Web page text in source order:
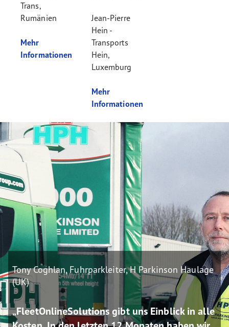
Trans,
Rumänien
Mehr
Informationen
Jean-Pierre
Hein -
Transports
Hein,
Luxemburg
Mehr
Informationen
Tony Coghlan, Fuhrparkleiter, H Parkinson Haulage
(UK)
„FleetOnlineSolutions gibt uns Einblick in alle